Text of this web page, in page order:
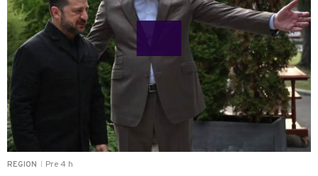
REGION Pre 4 h